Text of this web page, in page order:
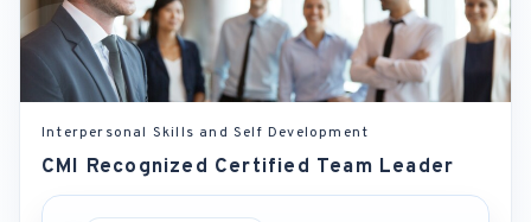
Interpersonal Skills and Self Development
CMI Recognized Certified Team Leader